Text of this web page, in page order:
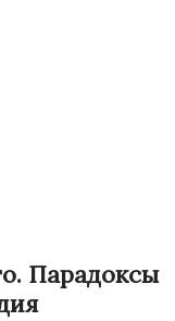
Парадоксы